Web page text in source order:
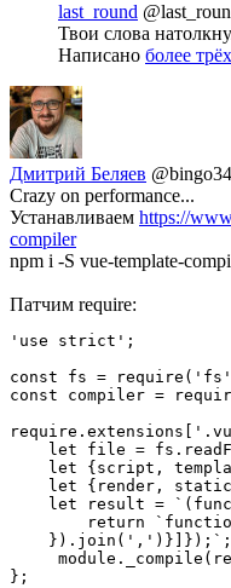
last_round
Твои слова
Написано более
Дмитрий Беляев
Crazy on performance...
Устанавливаем https://
compiler
npm i -S vue-template-
Патчим require:
'use strict';
const fs =
const compiler =
let file =
let {script,
let {render,
let result =
return
    }).join(',')}]});`;
};